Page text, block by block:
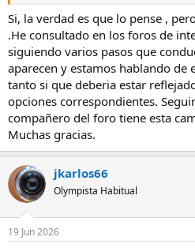
Si, la verdad es que lo pense ,
.He consultado en los foros de
siguiendo varios pasos que
aparecen y estamos hablando de
tanto si que deberia estar
opciones correspondientes.
compañero del foro tiene esta
Muchas gracias.
jkarlos66
Olympista Habitual
19 Jun 2026